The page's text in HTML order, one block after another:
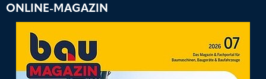
ONLINE-MAGAZIN